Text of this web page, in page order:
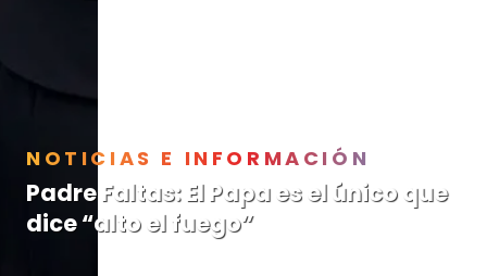
NOTICIAS E INFORMACIÓN
Padre Faltas: El Papa es el único que
dice “alto el fuego”